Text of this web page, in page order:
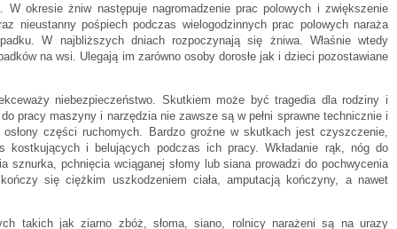
okresie żniw następuje nagromadzenie prac polowych i zwiększenie
nieustanny pośpiech podczas wielogodzinnych prac polowych naraża
W najbliższych dniach rozpoczynają się żniwa. Właśnie wtedy
na wsi. Ulegają im zarówno osoby dorosłe jak i dzieci pozostawiane
niebezpieczeństwo. Skutkiem może być tragedia dla rodziny i
pracy maszyny i narzędzia nie zawsze są w pełni sprawne technicznie i
osłony części ruchomych. Bardzo groźne w skutkach jest czyszczenie,
kostkujących i belujących podczas ich pracy. Wkładanie rąk, nóg do
sznurka, pchnięcia wciąganej słomy lub siana prowadzi do pochwycenia
się ciężkim uszkodzeniem ciała, amputacją kończyny, a nawet
takich jak ziarno zbóż, słoma, siano, rolnicy narażeni są na urazy